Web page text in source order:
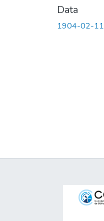
Data
1904-02-11